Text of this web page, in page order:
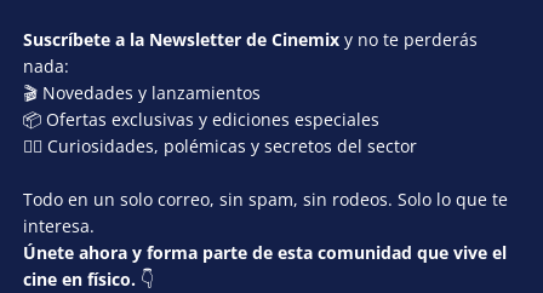
Suscríbete a la Newsletter de Cinemix y no te perderás
nada:
🎬 Novedades y lanzamientos
📦 Ofertas exclusivas y ediciones especiales
🕵️‍♂️ Curiosidades, polémicas y secretos del sector
Todo en un solo correo, sin spam, sin rodeos. Solo lo que te
interesa.
Únete ahora y forma parte de esta comunidad que vive el
cine en físico. 👇